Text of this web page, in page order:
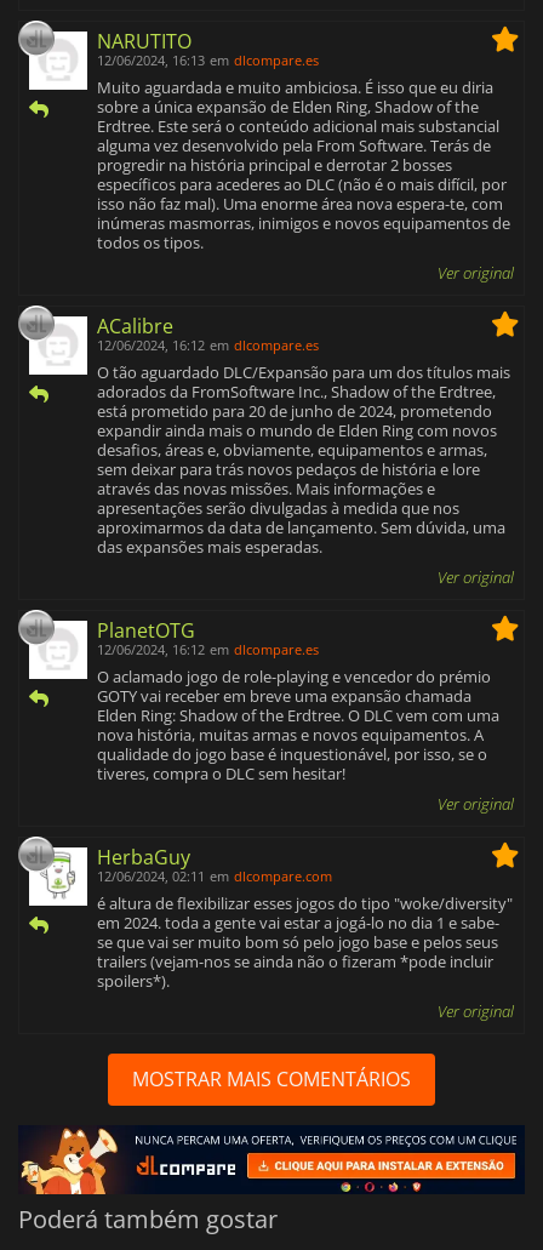
NARUTITO
12/06/2024, 16:13 em dlcompare.es
Muito aguardada e muito ambiciosa. É isso que eu diria
sobre a única expansão de Elden Ring, Shadow of the
Erdtree. Este será o conteúdo adicional mais substancial
alguma vez desenvolvido pela From Software. Terás de
progredir na história principal e derrotar 2 bosses
específicos para acederes ao DLC (não é o mais difícil, por
isso não faz mal). Uma enorme área nova espera-te, com
inúmeras masmorras, inimigos e novos equipamentos de
todos os tipos.
Ver original
ACalibre
12/06/2024, 16:12 em dlcompare.es
O tão aguardado DLC/Expansão para um dos títulos mais
adorados da FromSoftware Inc., Shadow of the Erdtree,
está prometido para 20 de junho de 2024, prometendo
expandir ainda mais o mundo de Elden Ring com novos
desafios, áreas e, obviamente, equipamentos e armas,
sem deixar para trás novos pedaços de história e lore
através das novas missões. Mais informações e
apresentações serão divulgadas à medida que nos
aproximarmos da data de lançamento. Sem dúvida, uma
das expansões mais esperadas.
Ver original
PlanetOTG
12/06/2024, 16:12 em dlcompare.es
O aclamado jogo de role-playing e vencedor do prémio
GOTY vai receber em breve uma expansão chamada
Elden Ring: Shadow of the Erdtree. O DLC vem com uma
nova história, muitas armas e novos equipamentos. A
qualidade do jogo base é inquestionável, por isso, se o
tiveres, compra o DLC sem hesitar!
Ver original
HerbaGuy
12/06/2024, 02:11 em dlcompare.com
é altura de flexibilizar esses jogos do tipo "woke/diversity"
em 2024. toda a gente vai estar a jogá-lo no dia 1 e sabe-
se que vai ser muito bom só pelo jogo base e pelos seus
trailers (vejam-nos se ainda não o fizeram *pode incluir
spoilers*).
Ver original
MOSTRAR MAIS COMENTÁRIOS
Poderá também gostar